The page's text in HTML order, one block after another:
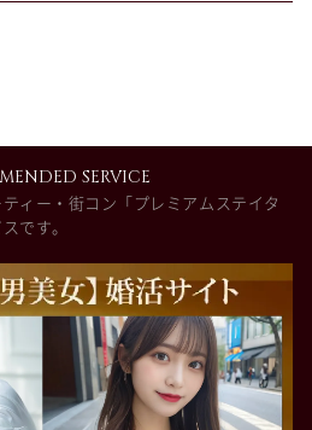
SERVICE
ィー・街コン「プレミアムステイタ
です。